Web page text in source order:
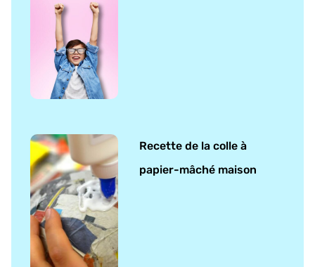
Recette de la colle à
papier-mâché maison